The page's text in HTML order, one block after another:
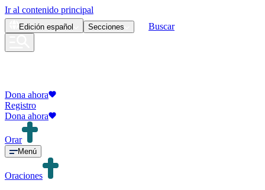
Ir al contenido principal
Edición español Secciones Buscar
Dona ahora
Registro
Dona ahora
Orar
Menú
Oraciones